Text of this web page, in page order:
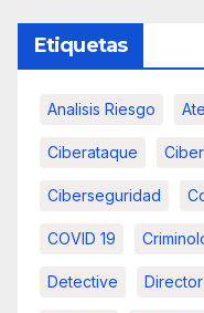
Etiquetas
Analisis Riesgo
Ciberataque
Ciberseguridad
COVID 19
Detective